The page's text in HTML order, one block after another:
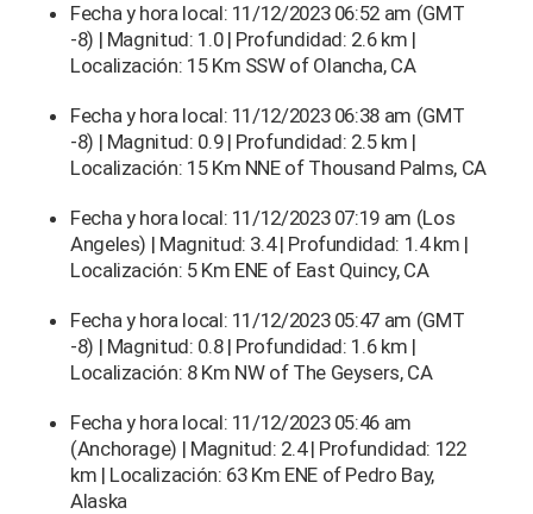
Fecha y hora local: 11/12/2023 06:52 am (GMT
-8) | Magnitud: 1.0 | Profundidad: 2.6 km |
Localización: 15 Km SSW of Olancha, CA
Fecha y hora local: 11/12/2023 06:38 am (GMT
-8) | Magnitud: 0.9 | Profundidad: 2.5 km |
Localización: 15 Km NNE of Thousand Palms, CA
Fecha y hora local: 11/12/2023 07:19 am (Los
Angeles) | Magnitud: 3.4 | Profundidad: 1.4 km |
Localización: 5 Km ENE of East Quincy, CA
Fecha y hora local: 11/12/2023 05:47 am (GMT
-8) | Magnitud: 0.8 | Profundidad: 1.6 km |
Localización: 8 Km NW of The Geysers, CA
Fecha y hora local: 11/12/2023 05:46 am
(Anchorage) | Magnitud: 2.4 | Profundidad: 122
km | Localización: 63 Km ENE of Pedro Bay,
Alaska